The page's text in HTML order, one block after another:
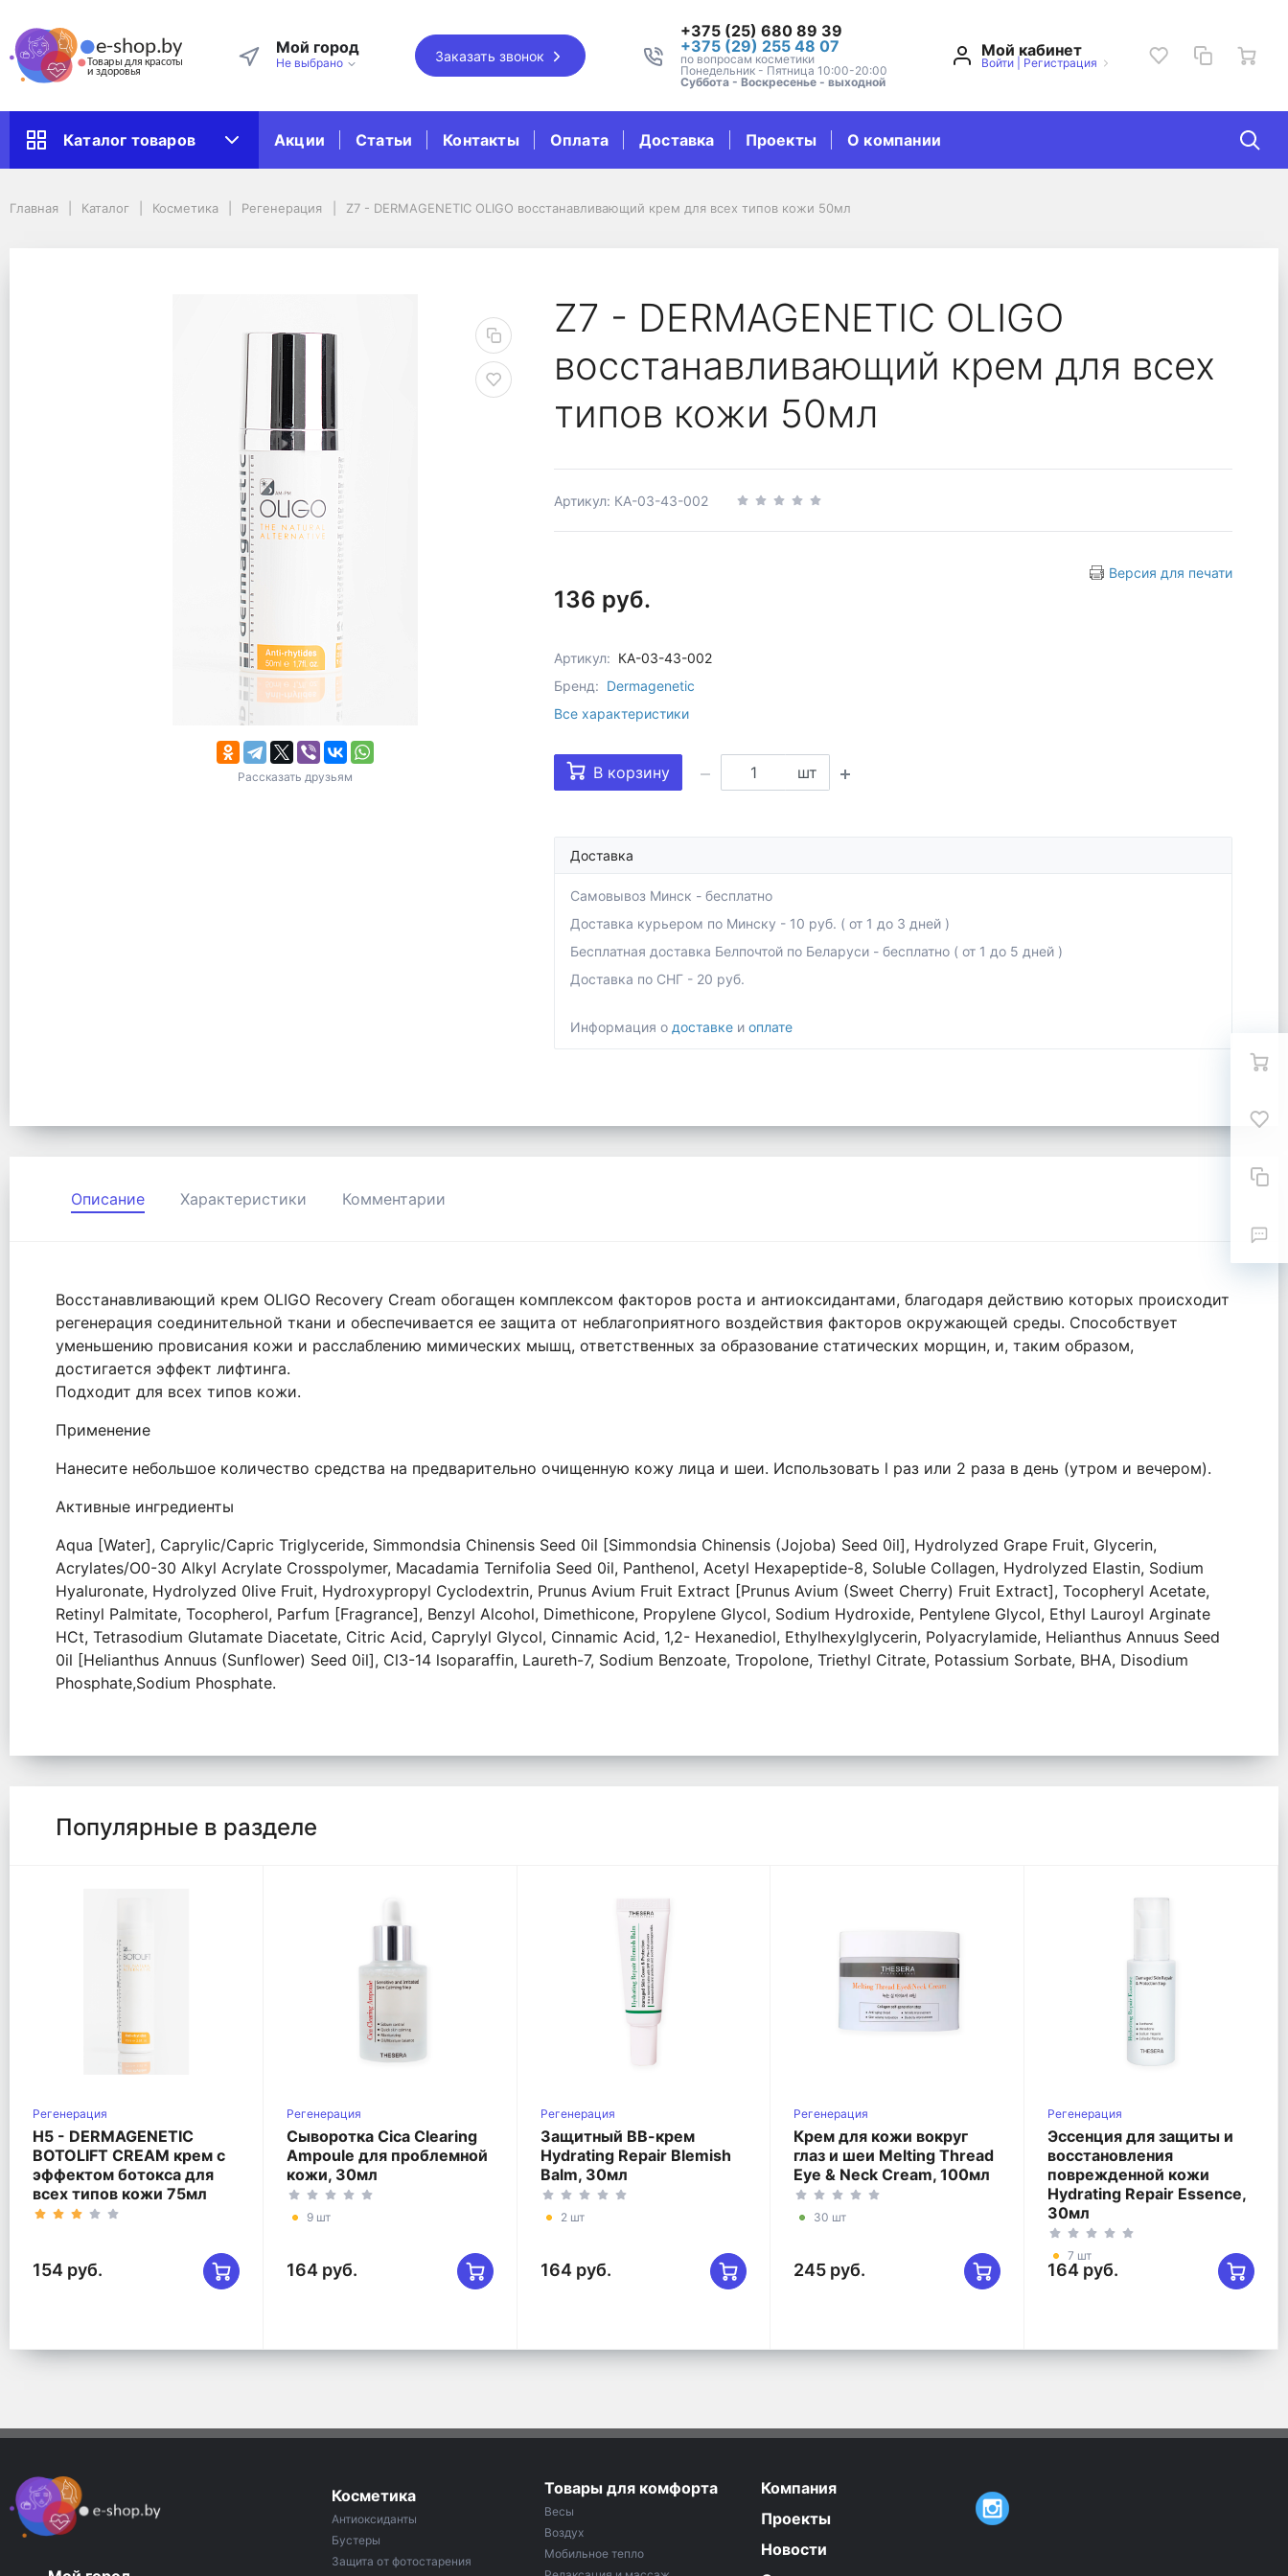
Мой город
Не выбрано Заказать звонок
+375 (25) 680 89 39
+375 (29) 255 48 07
по вопросам косметики
Понедельник - Пятница 10:00-20:00
Суббота - Воскресенье - выходной
Мой кабинет
Войти| Регистрация
Каталог товаров Акции Статьи Контакты Оплата Доставка Проекты О компании
Главная
Регенерация
Ζ7 - DERMAGENETIC OLIGO восстанавливающий крем для всех типов кожи 50мл
Главная Каталог Косметика Регенерация Ζ7 - DERMAGENETIC OLIGO восстанавливающий крем для всех типов кожи 50мл
Рассказать друзьям
Ζ7 - DERMAGENETIC OLIGO
восстанавливающий крем для всех
типов кожи 50мл
Артикул: КА-03-43-002
Версия для печати
136 руб.
Артикул: КА-03-43-002
Бренд: Dermagenetic
Все характеристики
В корзину шт
Доставка
Самовывоз Минск - бесплатно
Доставка курьером по Минску - 10 руб. ( от 1 до 3 дней )
Бесплатная доставка Белпочтой по Беларуси - бесплатно ( от 1 до 5 дней )
Доставка по СНГ - 20 руб.
Информация о доставке и оплате
Описание Характеристики Комментарии
Восстанавливающий крем OLIGO Recovery Cream обогащен комплексом факторов роста и антиоксидантами, благодаря действию которых происходит
регенерация соединительной ткани и обеспечивается ее защита от небла­гоприятного воздействия факторов окружающей среды. Способствует
уменьшению провисания кожи и расслаблению мимических мышц, ответственных за образование статических морщин, и, таким образом,
достигается эффект лифтинга.
Подходит для всех типов кожи.
Применение
Нанесите небольшое количество сред­ства на предварительно очищенную кожу лица и шеи. Использовать l раз или 2 раза в день (утром и вечером).
Активные ингредиенты
Aqua [Water], Caprylic/Capric Triglyceride, Simmondsia Chinensis Seed 0il [Simmondsia Chinensis (Jojoba) Seed 0il], Hydrolyzed Grape Fruit, Glycerin,
Acrylates/O0-30 Alkyl Acrylate Crosspolymer, Macadamia Ternifolia Seed 0il, Panthenol, Acetyl Hexapeptide-8, SoluЫe Collagen, Hydrolyzed Elastin, Sodium
Hyaluronate, Hydrolyzed 0live Fruit, Hydroxypropyl Cyclodextrin, Prunus Avium Fruit Extract [Prunus Avium (Sweet Cherry) Fruit Extract], Tocopheryl Acetate,
Retinyl Palmitate, Tocopherol, Parfum [Fragrance], Benzyl Alcohol, Dimethicone, Propylene Glycol, Sodium Hydroxide, Pentylene Glycol, Ethyl Lauroyl Arginate
HCt, Tetrasodium Glutamate Diacetate, Citric Acid, Caprylyl Glycol, Cinnamic Acid, 1,2- Hexanediol, Ethylhexylglycerin, Polyacrylamide, Helianthus Annuus Seed
0il [Helianthus Annuus (Sunflower) Seed 0il], Cl3-14 lsoparaffin, Laureth-7, Sodium Benzoate, Tropolone, Triethyl Citrate, Potassium Sorbate, ВНА, Disodium
Phosphate,Sodium Phosphate.
Популярные в разделе
Регенерация
Η5 - DERMAGENETIC
BOTOLIFT CREAM крем с
эффектом ботокса для
всех типов кожи 75мл
154 руб.
Регенерация
Сыворотка Cica Clearing
Ampoule для проблемной
кожи, 30мл
9 шт
164 руб.
Регенерация
Защитный ВВ-крем
Hydrating Repair Blemish
Balm, 30мл
2 шт
164 руб.
Регенерация
Крем для кожи вокруг
глаз и шеи Melting Thread
Eye & Neck Cream, 100мл
30 шт
245 руб.
Регенерация
Эссенция для защиты и
восстановления
поврежденной кожи
Hydrating Repair Essence,
30мл
7 шт
164 руб.
Косметика
Антиоксиданты
Бустеры
Защита от фотостарения
Товары для комфорта
Весы
Воздух
Мобильное тепло
Компания
Проекты
Новости